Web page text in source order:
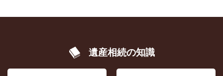
遺産相続の知識